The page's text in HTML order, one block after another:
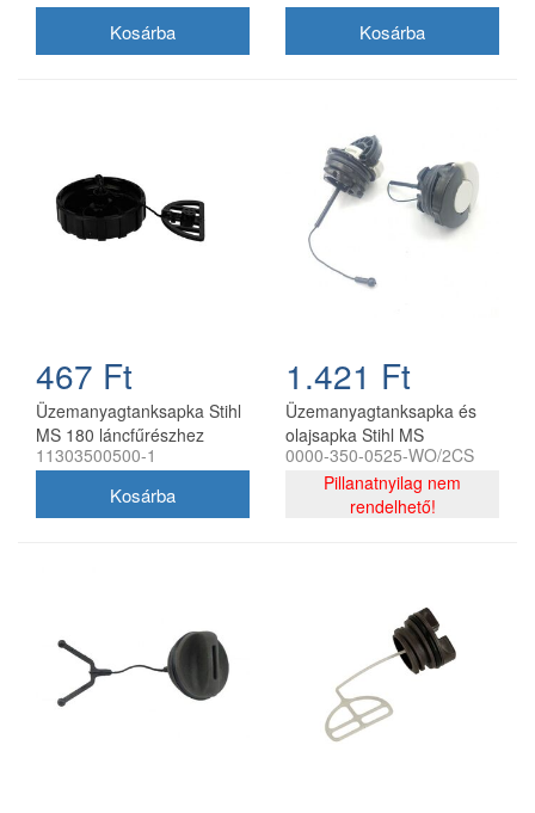
467 Ft
Üzemanyagtanksapka Stihl
MS 180 láncfűrészhez
utángyártott
11303500500-1
1.421 Ft
Üzemanyagtanksapka és
olajsapka Stihl MS
láncfűrészekhez
bajonettzáras utángyártott
(2 db/csomag)
0000-350-0525-WO/2CS
Pillanatnyilag nem
rendelhető!